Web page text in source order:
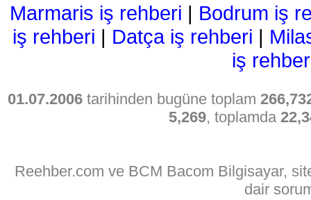
Marmaris iş rehberi | Bodrum iş
iş rehberi | Datça iş rehberi |
iş
01.07.2006 tarihinden bugüne toplam
5,269, toplamda
Reehber.com ve BCM Bacom Bilgisayar,
dair